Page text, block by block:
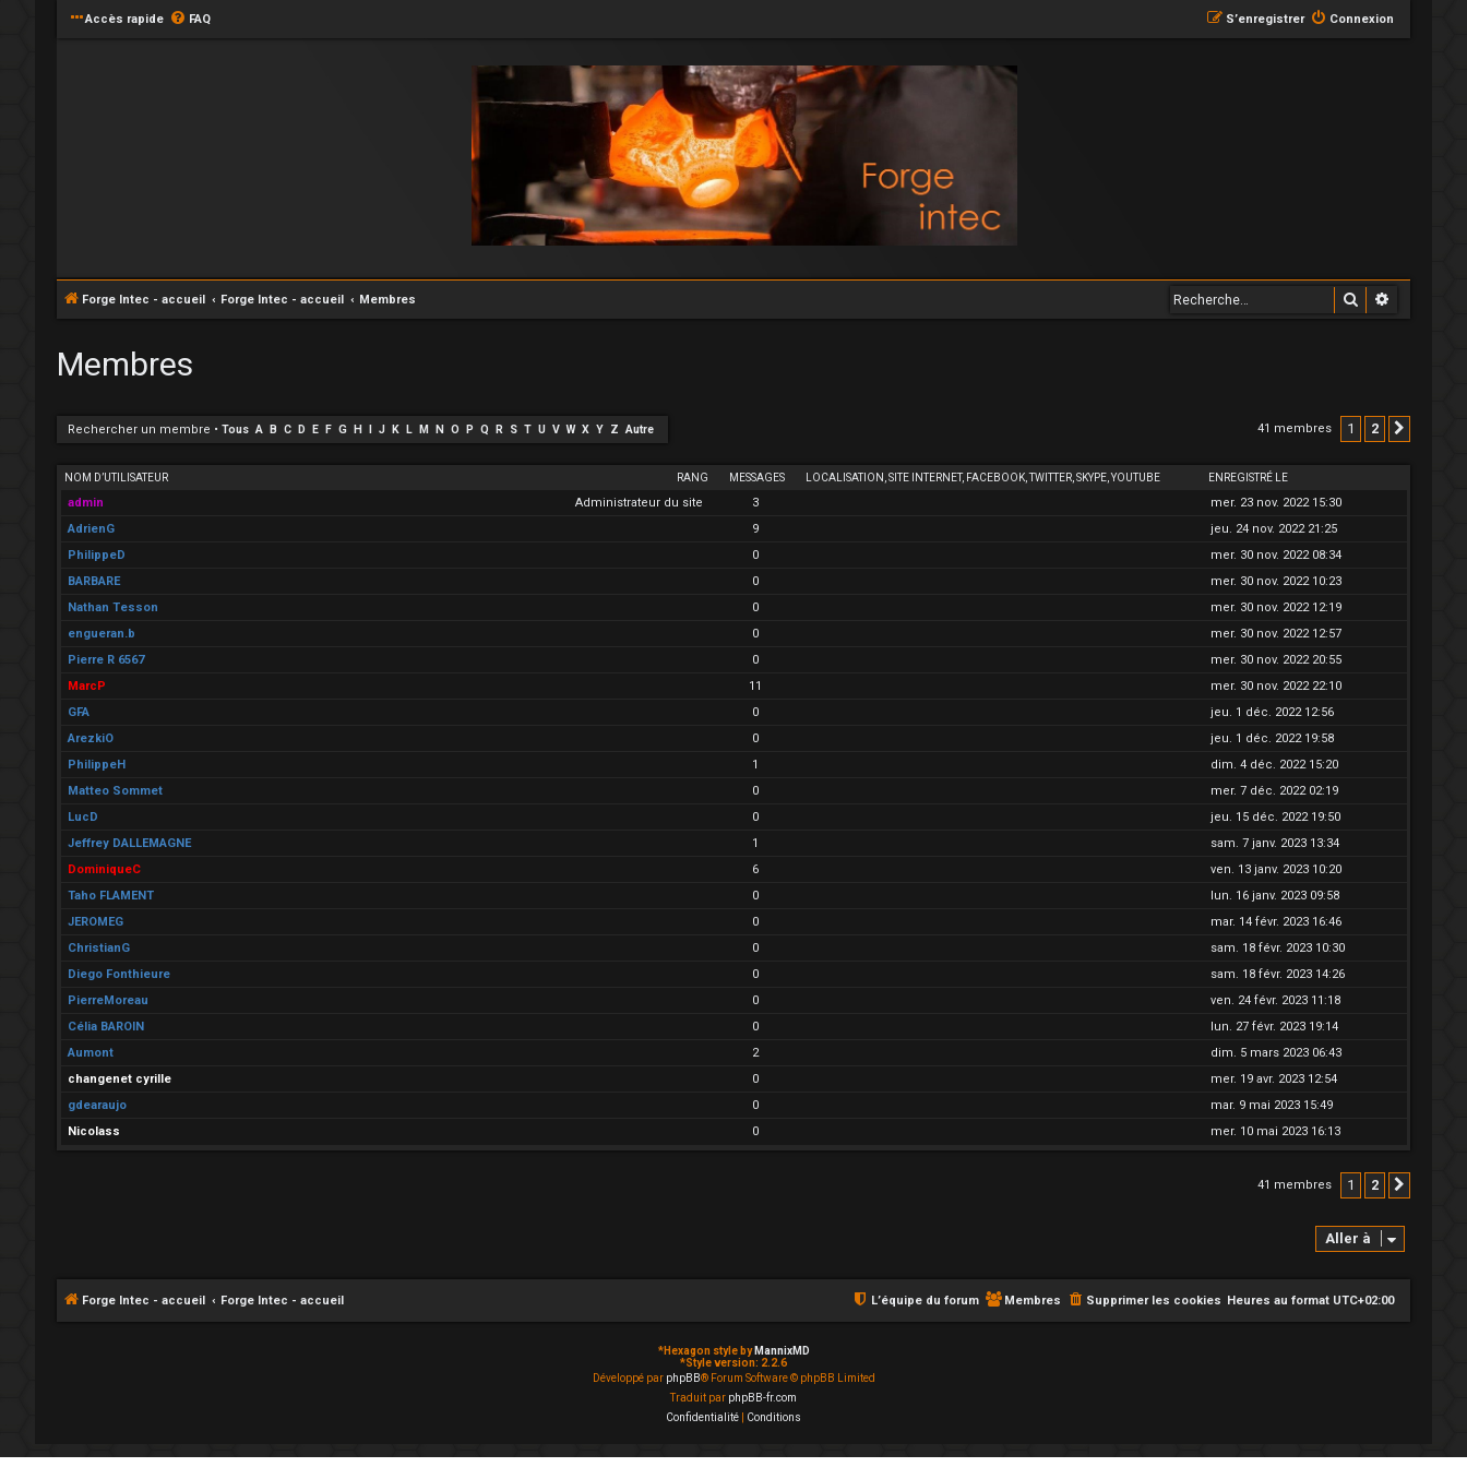
Accès rapide FAQ Connexion
S’enregistrer
Forge Intec - accueil Forge Intec - accueil Membres Rechercher
Membres
Rechercher un membre • Tous A B C D E F G H I J K L M N O P Q R S T U V W X Y Z Autre 41 membres 1 2
RANG
NOM D’UTILISATEUR MESSAGES LOCALISATION, SITE INTERNET, FACEBOOK, TWITTER, SKYPE, YOUTUBE ENREGISTRÉ LE
Administrateur du site
admin 3
mer. 23 nov. 2022 15:30
AdrienG
9
jeu. 24 nov. 2022 21:25
PhilippeD
0
mer. 30 nov. 2022 08:34
BARBARE
0
mer. 30 nov. 2022 10:23
Nathan Tesson
0
mer. 30 nov. 2022 12:19
engueran.b
0
mer. 30 nov. 2022 12:57
Pierre R 6567
0
mer. 30 nov. 2022 20:55
MarcP
11
mer. 30 nov. 2022 22:10
GFA
0
jeu. 1 déc. 2022 12:56
ArezkiO
0
jeu. 1 déc. 2022 19:58
PhilippeH
1
dim. 4 déc. 2022 15:20
Matteo Sommet
0
mer. 7 déc. 2022 02:19
LucD
0
jeu. 15 déc. 2022 19:50
Jeffrey DALLEMAGNE
1
sam. 7 janv. 2023 13:34
DominiqueC
6
ven. 13 janv. 2023 10:20
Taho FLAMENT
0
lun. 16 janv. 2023 09:58
JEROMEG
0
mar. 14 févr. 2023 16:46
ChristianG
0
sam. 18 févr. 2023 10:30
Diego Fonthieure
0
sam. 18 févr. 2023 14:26
PierreMoreau
0
ven. 24 févr. 2023 11:18
Célia BAROIN
0
lun. 27 févr. 2023 19:14
Aumont
2
dim. 5 mars 2023 06:43
changenet cyrille
0
mer. 19 avr. 2023 12:54
gdearaujo
0
mar. 9 mai 2023 15:49
Nicolass
0 mer. 10 mai 2023 16:13
41 membres 1 2
Aller à
Forge Intec - accueil Forge Intec - accueil Heures au format UTC+02:00
Supprimer les cookies
Membres
L’équipe du forum
*Hexagon style by MannixMD
*Style version: 2.2.6
Développé par phpBB® Forum Software © phpBB Limited
Traduit par phpBB-fr.com
Confidentialité
Conditions